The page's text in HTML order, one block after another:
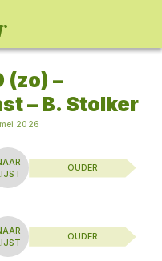
–
– B. Stolker
2026
OUDER
OUDER